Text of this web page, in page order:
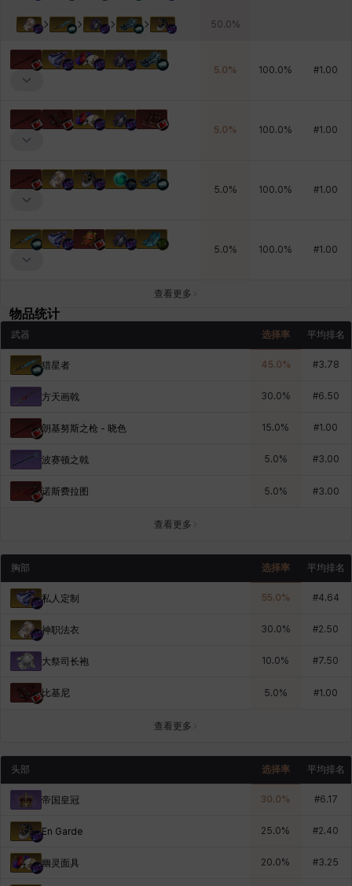
50.0%
5.0% 100.0% #1.00
5.0% 100.0% #1.00
5.0% 100.0% #1.00
5.0% 100.0% #1.00
查看更多
物品统计
武器 选择率 平均排名
猎星者 45.0% #3.78
方天画戟 30.0% #6.50
朗基努斯之枪 - 晓色 15.0% #1.00
波赛顿之戟 5.0% #3.00
诺斯费拉图 5.0% #3.00
查看更多
胸部 选择率 平均排名
私人定制 55.0% #4.64
神职法衣 30.0% #2.50
大祭司长袍 10.0% #7.50
比基尼 5.0% #1.00
查看更多
头部 选择率 平均排名
帝国皇冠 30.0% #6.17
En Garde 25.0% #2.40
幽灵面具 20.0% #3.25